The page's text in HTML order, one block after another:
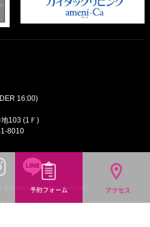
16:00)
103 (1Ｆ)
8010
Roosele. All rights reserved.